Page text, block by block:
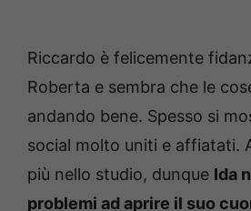
Riccardo è felicemente
Roberta e sembra che le
andando bene. Spesso si
social molto uniti e affiatati.
più nello studio, dunque Ida
problemi ad aprire il suo